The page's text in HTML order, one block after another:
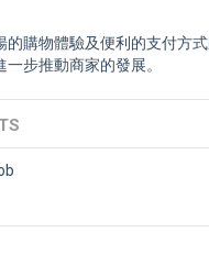
的購物體驗及便利的支付方
步推動商家的發展。